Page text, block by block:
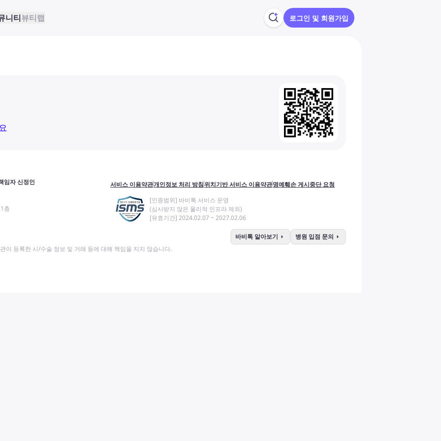
니티뷰티랩 로그인 및 회원가입
임자 신정인
층
서비스 이용약관개인정보 처리 방침위치기반 서비스 이용약관명예훼손 게시중단 요청
[인증범위] 바비톡 서비스 운영
(심사받지 않은 물리적 인프라 제외)
[유효기간] 2024.02.07 ~ 2027.02.06
바비톡 알아보기 arrow_right 병원 입점 문의 arrow_right
이 등록한 시/수술 정보 및 거래 등에 대해 책임을 지지 않습니다.